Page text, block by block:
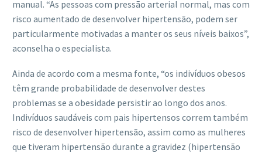
manual. “As pessoas com pressão arterial normal, mas com
risco aumentado de desenvolver hipertensão, podem ser
particularmente motivadas a manter os seus níveis baixos”,
aconselha o especialista.
Ainda de acordo com a mesma fonte, “os indivíduos obesos
têm grande probabilidade de desenvolver destes
problemas se a obesidade persistir ao longo dos anos.
Indivíduos saudáveis ​​com pais hipertensos correm também
risco de desenvolver hipertensão, assim como as mulheres
que tiveram hipertensão durante a gravidez (hipertensão